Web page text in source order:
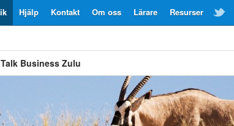
Resurser
Lärare
Om oss
Kontakt
Hjälp
Talk Business Zulu